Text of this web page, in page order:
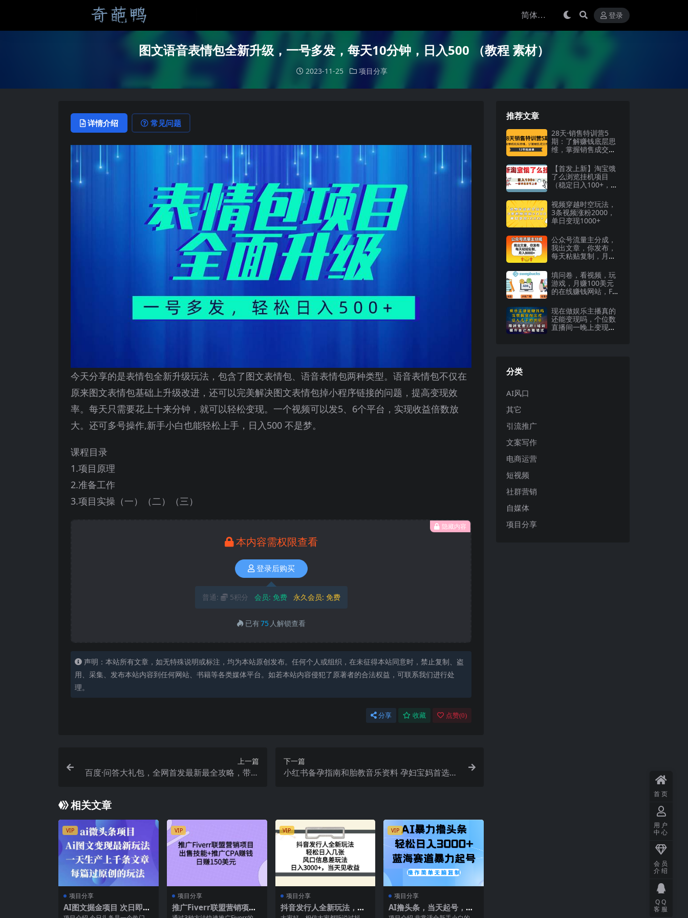
登录
图文语音表情包全新升级，一号多发，每天10分钟，日入500 （教程 素材）
2023-11-25 项目分享
详情介绍 常见问题
今天分享的是表情包全新升级玩法，包含了图文表情包、语音表情包两种类型。语音表情包不仅在
原来图文表情包基础上升级改进，还可以完美解决图文表情包掉小程序链接的问题，提高变现效
率。每天只需要花上十来分钟，就可以轻松变现。一个视频可以发5、6个平台，实现收益倍数放
大。还可多号操作,新手小白也能轻松上手，日入500 不是梦。
课程目录
1.项目原理
2.准备工作
3.项目实操（一）（二）（三）
隐藏内容
本内容需权限查看
登录后购买
普通: 5积分 会员: 免费 永久会员: 免费
已有75 人解锁查看
声明：本站所有文章，如无特殊说明或标注，均为本站原创发布。任何个人或组织，在未征得本站同意时，禁止复制、盗
用、采集、发布本站内容到任何网站、书籍等各类媒体平台。如若本站内容侵犯了原著者的合法权益，可联系我们进行处
理。
分享 收藏 点赞(0)
上一篇
百度·问答大礼包，全网首发最新最全攻略，带你
下一篇
小红书备孕指南和胎教音乐资料 孕妇宝妈首选项
相关文章
VIP
项目分享
AI图文掘金项目 次日即可
VIP
项目分享
推广Fiverr联盟营销项
VIP
项目分享
抖音发行人全新玩法，轻
VIP
项目分享
AI撸头条，当天起号，第
推荐文章
28天·销售特训营5
期：了解赚钱底层思
维，掌握销售成交密
【首发上新】淘宝饿
了么浏览挂机项目
（稳定日入100+，
视频穿越时空玩法，
3条视频涨粉2000，
单日变现1000+
公众号流量主分成，
我出文章，你发布，
每天粘贴复制，月入
填问卷，看视频，玩
游戏，月赚100美元
的在线赚钱网站，Fre
现在做娱乐主播真的
还能变现吗，个位数
直播间一晚上变现纯
分类
AI风口
其它
引流推广
文案写作
电商运营
短视频
社群营销
自媒体
项目分享
首页
用户
中心
会员
介绍
QQ
客服